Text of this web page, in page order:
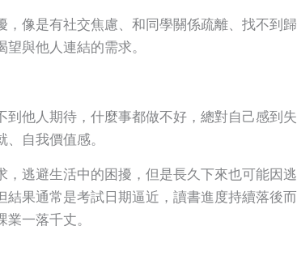
，像是有社交焦慮、和同學關係疏離、找不
與他人連結的需求。
到他人期待，什麼事都做不好，總對自己感
自我價值感。
逃避生活中的困擾，但是長久下來也可能因
果通常是考試日期逼近，讀書進度持續落後
一落千丈。